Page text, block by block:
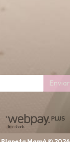
Enviar